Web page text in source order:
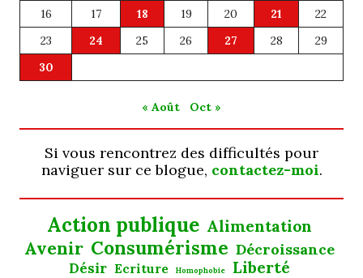
16
17 18 19 20 21
22
23
24 25 26 27 28
29
30
« Août Oct »
Si vous rencontrez des difficultés pour
naviguer sur ce blogue, contactez-moi.
Action publique Alimentation
Avenir Consumérisme Décroissance
Désir Ecriture Homophobie Liberté